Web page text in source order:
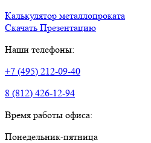
Калькулятор металлопроката
Скачать Презентацию
Наши телефоны:
+7 (495) 212-09-40
8 (812) 426-12-94
Время работы офиса:
Понедельник-пятница